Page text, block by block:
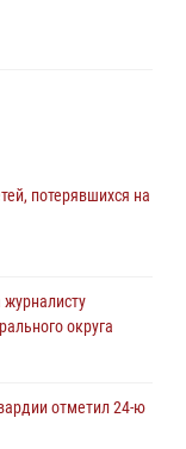
генерала
гражданам о
ВСУ на южном
потерявшихся на
округа
отметил 24-ю